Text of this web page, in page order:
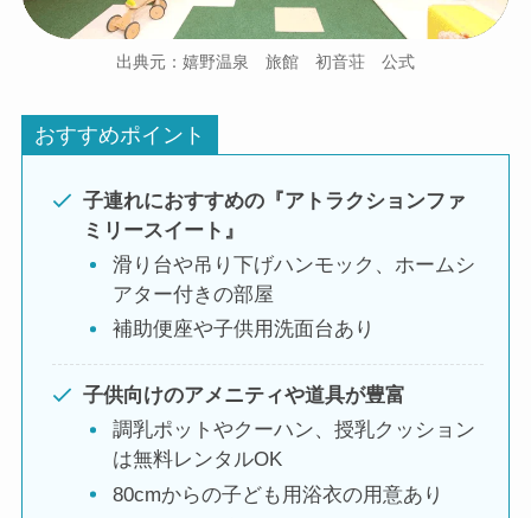
出典元：嬉野温泉 旅館 初音荘 公式
おすすめポイント
子連れにおすすめの『アトラクションファ
ミリースイート』
滑り台や吊り下げハンモック、ホームシ
アター付きの部屋
補助便座や子供用洗面台あり
子供向けのアメニティや道具が豊富
調乳ポットやクーハン、授乳クッション
は無料レンタルOK
80cmからの子ども用浴衣の用意あり